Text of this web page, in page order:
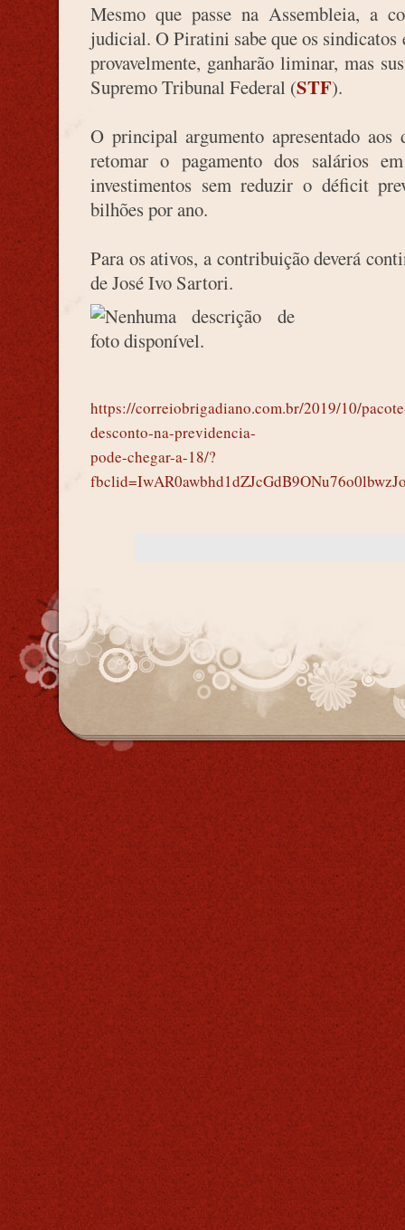
Mesmo que passe na Assembleia, a
judicial. O Piratini sabe que os sindicatos
provavelmente, ganharão liminar, mas
Supremo Tribunal Federal (STF).
O principal argumento apresentado
retomar o pagamento dos salários
investimentos sem reduzir o déficit
bilhões por ano.
Para os ativos, a contribuição deverá
de José Ivo Sartori.
https://correiobrigadiano.com.br/2019/10/
desconto-na-previdencia-
pode-chegar-a-18/?